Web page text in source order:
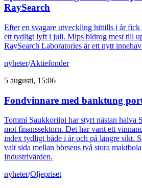
RaySearch
Efter en svagare utveckling hittills i år fick
ett tydligt lyft i juli. Mips bidrog mest till
RaySearch Laboratories är ett nytt
nyheter/Aktiefonder
5 augusti, 15:06
Fondvinnare med banktung
Tommi Saukkoriipi har styrt nästan halva
mot finanssektorn. Det har varit ett
index tydligt både i år och på längre sikt.
valt sida mellan börsens två stora
Industrivärden.
nyheter/Oljepriset